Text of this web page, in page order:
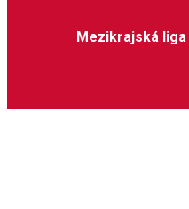
Mezikrajská